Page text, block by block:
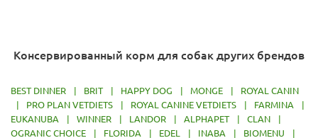
Консервированный корм для собак других брендов
BEST DINNER BRIT HAPPY DOG MONGE
ROYAL CANIN
PRO PLAN VETDIETS ROYAL CANINE VETDIETS FARMINA
EUKANUBA
WINNER LANDOR ALPHAPET CLAN
OGRANIC CHOICE
FLORIDA EDEL INABA BIOMENU